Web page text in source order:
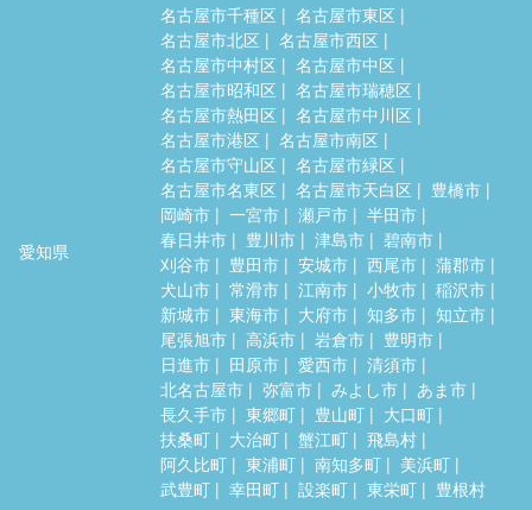
愛知県
名古屋市千種区
名古屋市東区
名古屋市北区
名古屋市西区
名古屋市中村区
名古屋市中区
名古屋市昭和区
名古屋市瑞穂区
名古屋市熱田区
名古屋市中川区
名古屋市港区
名古屋市南区
名古屋市守山区
名古屋市緑区
名古屋市名東区
名古屋市天白区
豊橋市
岡崎市
一宮市 瀬戸市
半田市
春日井市
豊川市 津島市
碧南市
刈谷市
豊田市 安城市 西尾市
蒲郡市
犬山市
常滑市 江南市 小牧市
稲沢市
新城市
東海市 大府市 知多市
知立市
尾張旭市
高浜市 岩倉市
豊明市
日進市
田原市 愛西市
清須市
北名古屋市
弥富市 みよし市
あま市
長久手市
東郷町 豊山町
大口町
扶桑町
大治町 蟹江町
飛島村
阿久比町
東浦町 南知多町
美浜町
武豊町
幸田町 設楽町 東栄町 豊根村